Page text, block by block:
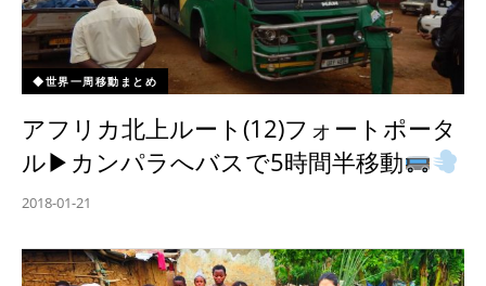
◆世界一周移動まとめ
アフリカ北上ルート(12)フォートポータ
ル▶︎カンパラへバスで5時間半移動
2018-01-21